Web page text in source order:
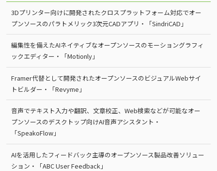
3Dプリンター向けに開発されたクロスプラットフォーム対応でオー
プンソースのパラトメリック3次元CADアプリ・「SindriCAD」
編集性を備えたAIネイティブなオープンソースのモーショングラフィ
ックエディター・「Motionly」
Framer代替として開発されたオープンソースのビジュアルWebサイ
トビルダー・「Revyme」
音声でテキスト入力や翻訳、文章校正、Web検索などが可能なオー
プンソースのデスクトップ向けAI音声アシスタント・
「SpeakoFlow」
AIを活用したフィードバック主導のオープンソース製品改善ソリュー
ション・「ABC User Feedback」